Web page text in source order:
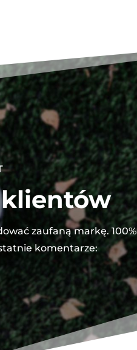
klientów
zaufaną markę. 100%
komentarze: